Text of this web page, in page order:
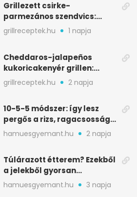
Grillezett csirke-
parmezános szendvics:
ropogós csirke, olvadó sajt
grillreceptek.hu 1 napja
Cheddaros-jalapeños
kukoricakenyér grillen:
ropogós alj, puha belső
grillreceptek.hu 2 napja
10-5-5 módszer: így lesz
pergős a rizs, ragacsosság
nélkül
hamuesgyemant.hu 2 napja
Túlárazott étterem? Ezekből
a jelekből gyorsan
észreveheted
hamuesgyemant.hu 3 napja